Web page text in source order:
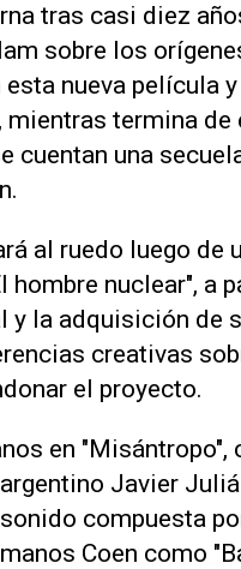
tras casi diez
sobre los
nueva película
termina
cuentan una
al ruedo luego de
hombre nuclear", a
la adquisición de
creativas
el proyecto.
en
Javier
compuesta
Coen como